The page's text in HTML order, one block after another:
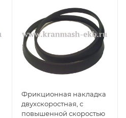
Фрикционная накладка
двухскоростная, с
повышенной скоростью